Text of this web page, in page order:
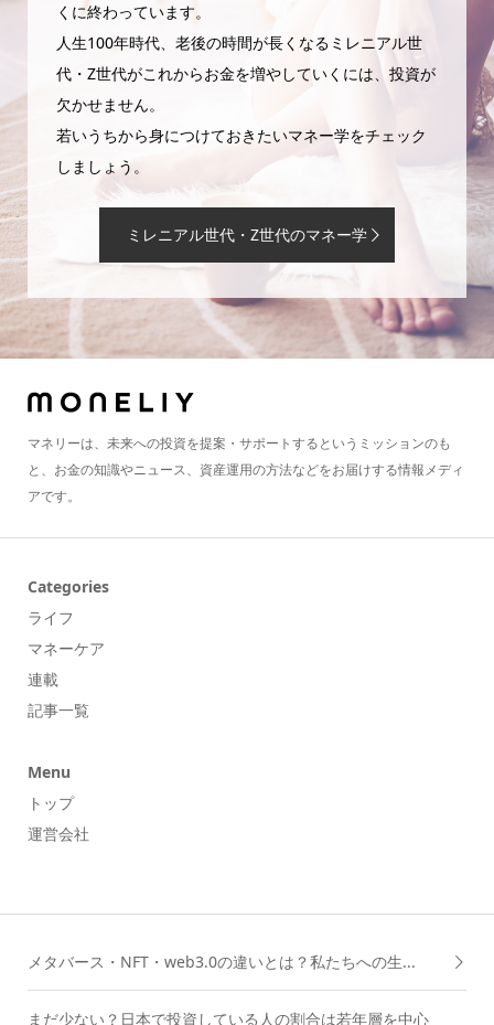
くに終わっています。
人生100年時代、老後の時間が長くなるミレニアル世
代・Z世代がこれからお金を増やしていくには、投資が
欠かせません。
若いうちから身につけておきたいマネー学をチェック
しましょう。
ミレニアル世代・Z世代のマネー学
マネリーは、未来への投資を提案・サポートするというミッションのも
と、お金の知識やニュース、資産運用の方法などをお届けする情報メディ
アです。
Categories
ライフ
マネーケア
連載
記事一覧
Menu
トップ
運営会社
メタバース・NFT・web3.0の違いとは？私たちへの生...
まだ少ない？日本で投資している人の割合は若年層を中心